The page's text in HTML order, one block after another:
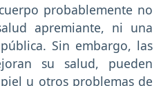
probablemente no
apremiante, ni una
Sin embargo, las
su salud, pueden
u otros problemas de